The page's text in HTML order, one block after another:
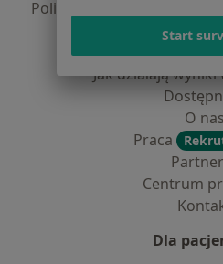
Polityka prywatności dla
dane
Polityka
Jak działają
O nas
Praca
Centrum
Dla
Start